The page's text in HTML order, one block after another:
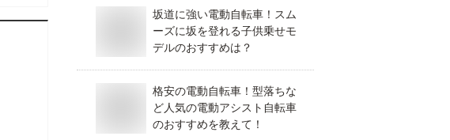
坂道に強い電動自転車！スム
ーズに坂を登れる子供乗せモ
デルのおすすめは？
格安の電動自転車！型落ちな
ど人気の電動アシスト自転車
のおすすめを教えて！